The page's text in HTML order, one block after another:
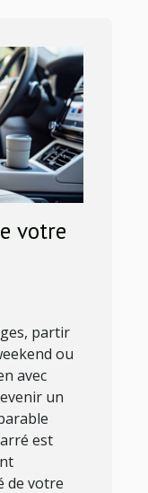
votre
partir
ou
avec
un
est
de votre